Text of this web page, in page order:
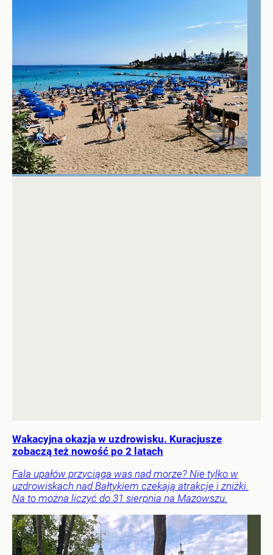
Wakacyjna okazja w uzdrowisku. Kuracjusze
zobaczą też nowość po 2 latach
Fala upałów przyciąga was nad morze? Nie tylko w
uzdrowiskach nad Bałtykiem czekają atrakcje i zniżki.
Na to można liczyć do 31 sierpnia na Mazowszu.